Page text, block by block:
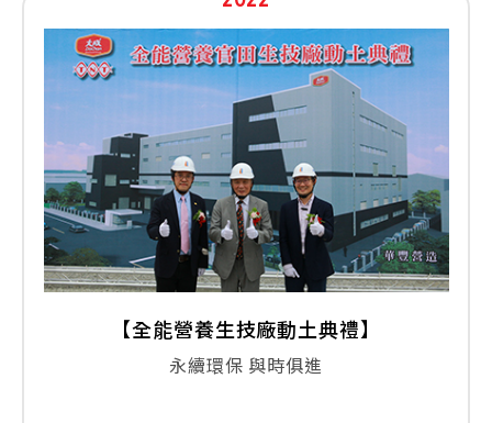
【全能營養生技廠動土典禮】
永續環保 與時俱進